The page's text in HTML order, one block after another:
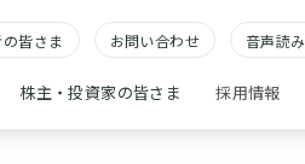
皆さま お問い合わせ 音声読
株主・投資家の皆さま 採用情報